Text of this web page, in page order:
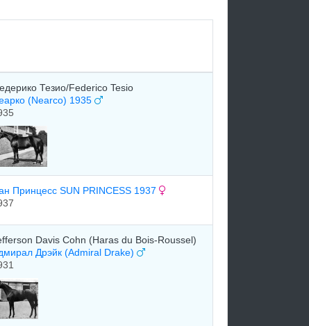
Тезио/Federico Tesio
(Nearco) 1935
Принцесс SUN PRINCESS 1937
Davis Cohn (Haras du Bois-Roussel)
Дрэйк (Admiral Drake)